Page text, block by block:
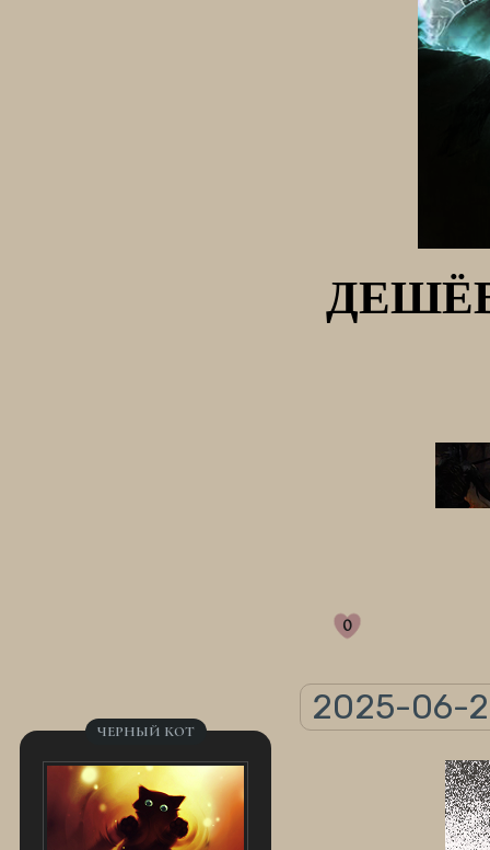
0
2025-06-
ЧЕРНЫЙ КОТ